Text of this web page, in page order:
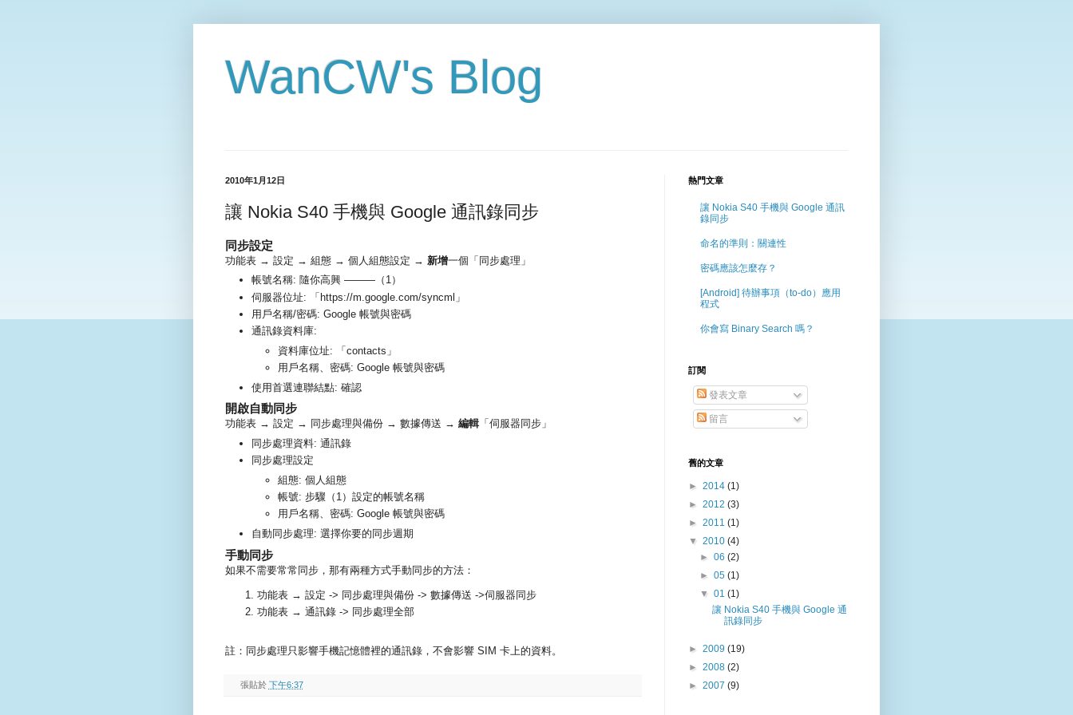
WanCW's Blog
2010年1月12日
讓 Nokia S40 手機與 Google 通訊錄同步
同步設定
功能表 → 設定 → 組態 → 個人組態設定 → 新增一個「同步處理」
帳號名稱: 隨你高興 ———（1）
伺服器位址: 「https://m.google.com/syncml」
用戶名稱/密碼: Google 帳號與密碼
通訊錄資料庫:
資料庫位址: 「contacts」
用戶名稱、密碼: Google 帳號與密碼
使用首選連聯結點: 確認
開啟自動同步
功能表 → 設定 → 同步處理與備份 → 數據傳送 → 編輯 「伺服器同步」
同步處理資料: 通訊錄
同步處理設定
組態: 個人組態
帳號: 步驟（1）設定的帳號名稱
用戶名稱、密碼: Google 帳號與密碼
自動同步處理: 選擇你要的同步週期
手動同步
如果不需要常常同步，那有兩種方式手動同步的方法：
功能表 → 設定 -> 同步處理與備份 -> 數據傳送 ->伺服器同步
功能表 → 通訊錄 -> 同步處理全部
註：同步處理只影響手機記憶體裡的通訊錄，不會影響 SIM 卡上的資料。
張貼於 下午6:37
熱門文章
讓 Nokia S40 手機與 Google 通訊
錄同步
命名的準則：關連性
密碼應該怎麼存？
[Android] 待辦事項（to-do）應用
程式
你會寫 Binary Search 嗎？
訂閱
發表文章
留言
舊的文章
► 2014 (1)
► 2012 (3)
► 2011 (1)
▼ 2010 (4)
►06(2)
►05(1)
▼01(1)
讓 Nokia S40 手機與 Google 通
訊錄同步
► 2009 (19)
► 2008 (2)
► 2007 (9)